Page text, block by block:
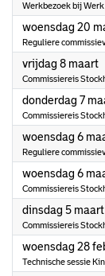
Werkbezoek bij
woensdag 20
Reguliere
vrijdag 8 maart
Commissiereis
donderdag 7
Commissiereis
woensdag 6
Reguliere
woensdag 6
Commissiereis
dinsdag 5 maart
Commissiereis
woensdag 28
Technische sessie